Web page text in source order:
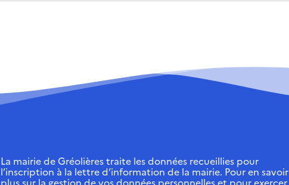
La mairie de Gréolières traite les données recueillies pour
l’inscription à la lettre d’information de la mairie. Pour en savoir
plus sur la gestion de vos données personnelles et pour exercer